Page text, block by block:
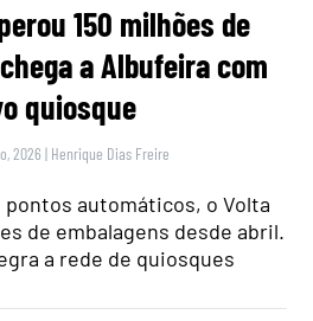
150 milhões de
a Albufeira com
quiosque
2026 | Henrique Dias Freire
pontos automáticos, o Volta
de embalagens desde abril.
a rede de quiosques